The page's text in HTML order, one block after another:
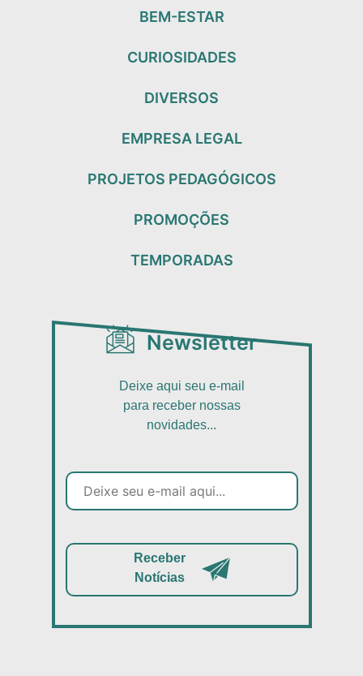
BEM-ESTAR
CURIOSIDADES
DIVERSOS
EMPRESA LEGAL
PROJETOS PEDAGÓGICOS
PROMOÇÕES
TEMPORADAS
Newsletter
Deixe aqui seu e-mail
para receber nossas
novidades...
Receber
Notícias